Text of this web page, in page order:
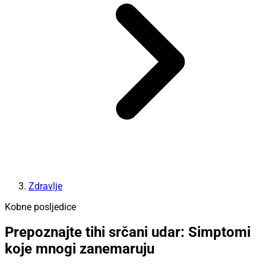
Zdravlje
Kobne posljedice
Prepoznajte tihi srčani udar: Simptomi
koje mnogi zanemaruju